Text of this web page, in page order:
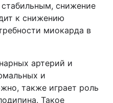
снижение
к снижению
миокарда в
артерий и
и
также играет роль
Такое